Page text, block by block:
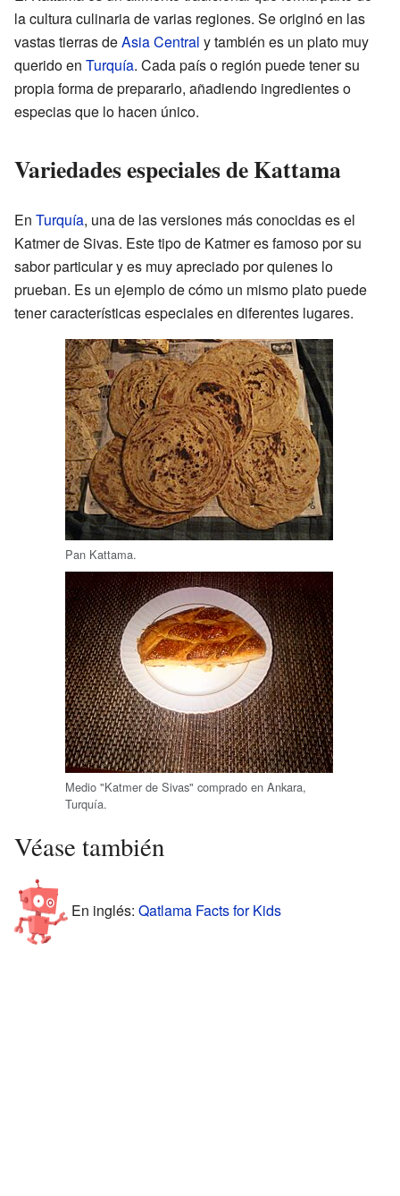
la cultura culinaria de varias regiones. Se originó en las
vastas tierras deAsia Central y también es un plato muy
querido en Turquía. Cada país o región puede tener su
propia forma de prepararlo, añadiendo ingredientes o
especias que lo hacen único.
Variedades especiales de Kattama
En Turquía, una de las versiones más conocidas es el
Katmer de Sivas. Este tipo de Katmer es famoso por su
sabor particular y es muy apreciado por quienes lo
prueban. Es un ejemplo de cómo un mismo plato puede
tener características especiales en diferentes lugares.
Pan Kattama.
Medio "Katmer de Sivas" comprado en Ankara,
Turquía.
Véase también
En inglés: Qatlama Facts for Kids